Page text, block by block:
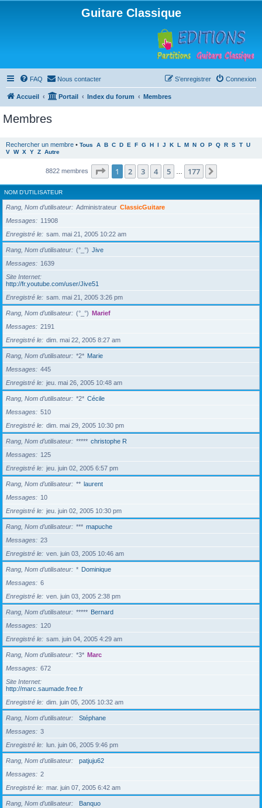
Guitare Classique
FAQ Nous contacter Connexion
S’enregistrer
Accueil Portail Index du forum Membres
Membres
Rechercher un membre • Tous A B C D E F G H I J K L M N O P Q R S T U
V W X Y Z Autre
8822 membres Page 1sur177
1 2 3 4 5 177
NOM D’UTILISATEUR
Rang, Nom d’utilisateur Administrateur ClassicGuitare
Messages
11908
Enregistré le
sam. mai 21, 2005 10:22 am
Rang, Nom d’utilisateur (°_°) Jive
Messages
1639
Site Internet
http://fr.youtube.com/user/Jive51
Enregistré le
sam. mai 21, 2005 3:26 pm
Rang, Nom d’utilisateur (°_°) Marief
Messages
2191
Enregistré le
dim. mai 22, 2005 8:27 am
Rang, Nom d’utilisateur *2* Marie
Messages
445
Enregistré le
jeu. mai 26, 2005 10:48 am
Rang, Nom d’utilisateur *2* Cécile
Messages
510
Enregistré le
dim. mai 29, 2005 10:30 pm
Rang, Nom d’utilisateur ***** christophe R
Messages
125
Enregistré le
jeu. juin 02, 2005 6:57 pm
Rang, Nom d’utilisateur ** laurent
Messages
10
Enregistré le
jeu. juin 02, 2005 10:30 pm
Rang, Nom d’utilisateur *** mapuche
Messages
23
Enregistré le
ven. juin 03, 2005 10:46 am
Rang, Nom d’utilisateur * Dominique
Messages
6
Enregistré le
ven. juin 03, 2005 2:38 pm
Rang, Nom d’utilisateur ***** Bernard
Messages
120
Enregistré le
sam. juin 04, 2005 4:29 am
Rang, Nom d’utilisateur *3* Marc
Messages
672
Site Internet
http://marc.saumade.free.fr
Enregistré le
dim. juin 05, 2005 10:32 am
Rang, Nom d’utilisateur
Stéphane
Messages
3
Enregistré le
lun. juin 06, 2005 9:46 pm
Rang, Nom d’utilisateur
patjuju62
Messages
2
Enregistré le
mar. juin 07, 2005 6:42 am
Rang, Nom d’utilisateur
Banquo